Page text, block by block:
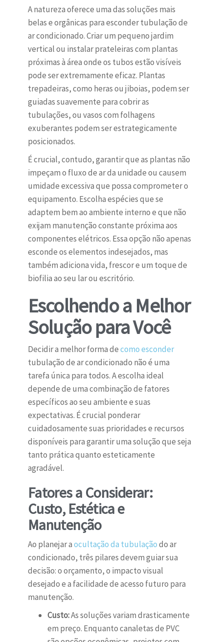
A natureza oferece uma das soluções mais
belas e orgânicas para esconder tubulação de
ar condicionado. Criar um pequeno jardim
vertical ou instalar prateleiras com plantas
próximas à área onde os tubos estão visíveis
pode ser extremamente eficaz. Plantas
trepadeiras, como heras ou jiboias, podem ser
guiadas suavemente para cobrir as
tubulações, ou vasos com folhagens
exuberantes podem ser estrategicamente
posicionados.
É crucial, contudo, garantir que as plantas não
impeçam o fluxo de ar da unidade ou causem
umidade excessiva que possa comprometer o
equipamento. Escolha espécies que se
adaptem bem ao ambiente interno e que não
exijam manutenção constante próxima aos
componentes elétricos. Essa opção não apenas
esconde os elementos indesejados, mas
também adiciona vida, frescor e um toque de
biofilia ao seu lar ou escritório.
Escolhendo a Melhor
Solução para Você
Decidir a melhor forma decomo esconder
tubulação de ar condicionado não é uma
tarefa única para todos. A escolha ideal
depende de uma combinação de fatores
específicos ao seu ambiente e suas
expectativas. É crucial ponderar
cuidadosamente suas prioridades e recursos
disponíveis para garantir uma solução que seja
tanto prática quanto esteticamente
agradável.
Fatores a Considerar:
Custo, Estética e
Manutenção
Ao planejar aocultação da tubulaçãodo ar
condicionado, três pilares devem guiar sua
decisão: o orçamento, o impacto visual
desejado e a facilidade de acesso futuro para
manutenção.
Custo:As soluções variam drasticamente
em preço. Enquanto canaletas de PVC